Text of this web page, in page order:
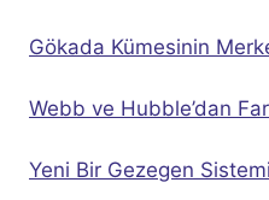
Gökada Kümesinin
Webb ve Hubble’dan
Yeni Bir Gezegen